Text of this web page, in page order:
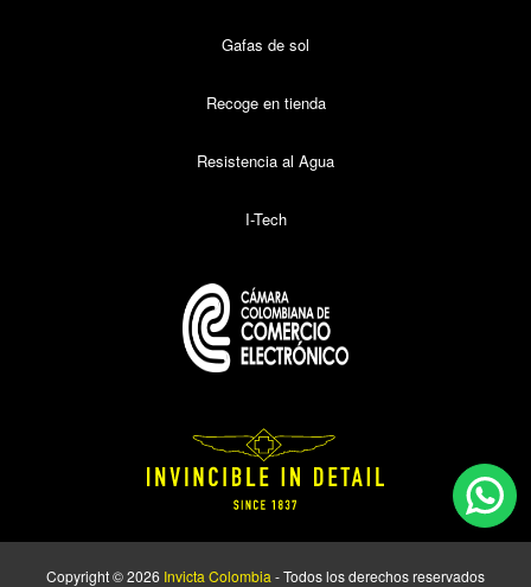
Gafas de sol
Recoge en tienda
Resistencia al Agua
I-Tech
Copyright © 2026 Invicta Colombia- Todos los derechos reservados